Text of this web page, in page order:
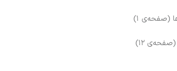
(صفحه‌ی ۱)
۱۲)